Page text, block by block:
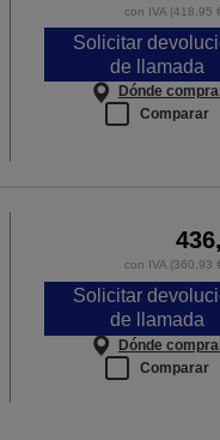
con IVA (418,95
Solicitar
de llamada
Dónde
Comparar
con IVA (360,93
Solicitar
de llamada
Dónde
Comparar
cole